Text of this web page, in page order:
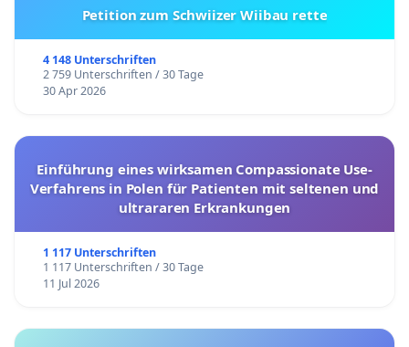
Petition zum Schwiizer Wiibau rette
4 148 Unterschriften
2 759 Unterschriften / 30 Tage
30 Apr 2026
Einführung eines wirksamen Compassionate Use-
Verfahrens in Polen für Patienten mit seltenen und
ultrararen Erkrankungen
1 117 Unterschriften
1 117 Unterschriften / 30 Tage
11 Jul 2026